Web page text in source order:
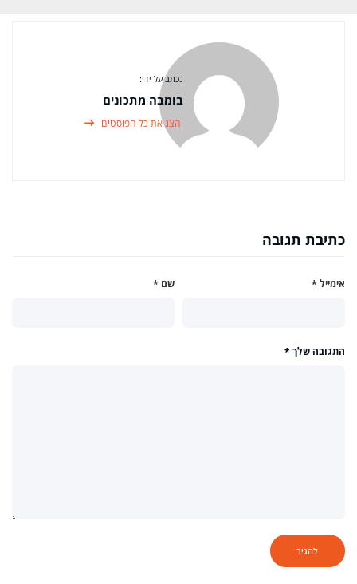
נכתב על ידי:
בומבה מתכונים
הצג את כל הפוסטים
כתיבת תגובה
שם * אימייל *
התגובה שלך *